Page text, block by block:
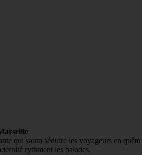
qui saura séduire les voyageurs en
rythment les balades.